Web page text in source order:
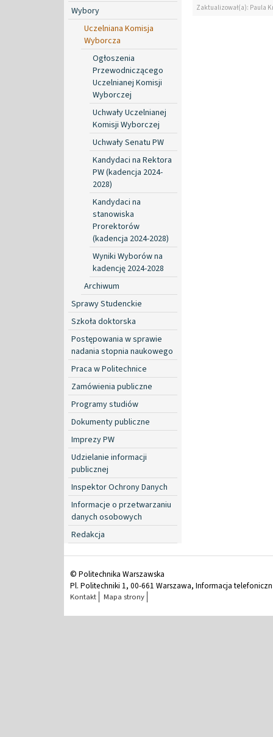
Wybory
Uczelniana Komisja
Wyborcza
Ogłoszenia
Przewodniczącego
Uczelnianej Komisji
Wyborczej
Uchwały Uczelnianej
Komisji Wyborczej
Uchwały Senatu PW
Kandydaci na Rektora
PW (kadencja 2024-
2028)
Kandydaci na
stanowiska
Prorektorów
(kadencja 2024-2028)
Wyniki Wyborów na
kadencję 2024-2028
Archiwum
Sprawy Studenckie
Szkoła doktorska
Postępowania w sprawie
nadania stopnia naukowego
Praca w Politechnice
Zamówienia publiczne
Programy studiów
Dokumenty publiczne
Imprezy PW
Udzielanie informacji
publicznej
Inspektor Ochrony Danych
Informacje o przetwarzaniu
danych osobowych
Redakcja
Zaktualizował(a): Paula
© Politechnika Warszawska
Pl. Politechniki 1, 00-661 Warszawa, Informacja
Kontakt Mapa strony